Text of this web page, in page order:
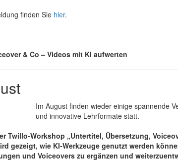
finden Sie hier.
& Co – Videos mit KI aufwerten
Im August finden wieder einige spannende
und innovative Lehrformate statt.
Twillo-Workshop „Untertitel, Übersetzung,
gezeigt, wie KI-Werkzeuge genutzt werden
und Voiceovers zu ergänzen und